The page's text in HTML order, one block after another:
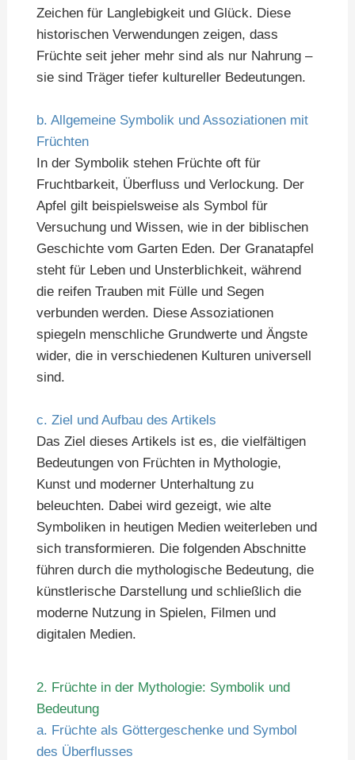
Zeichen für Langlebigkeit und Glück. Diese
historischen Verwendungen zeigen, dass
Früchte seit jeher mehr sind als nur Nahrung –
sie sind Träger tiefer kultureller Bedeutungen.
b. Allgemeine Symbolik und Assoziationen mit
Früchten
In der Symbolik stehen Früchte oft für
Fruchtbarkeit, Überfluss und Verlockung. Der
Apfel gilt beispielsweise als Symbol für
Versuchung und Wissen, wie in der biblischen
Geschichte vom Garten Eden. Der Granatapfel
steht für Leben und Unsterblichkeit, während
die reifen Trauben mit Fülle und Segen
verbunden werden. Diese Assoziationen
spiegeln menschliche Grundwerte und Ängste
wider, die in verschiedenen Kulturen universell
sind.
c. Ziel und Aufbau des Artikels
Das Ziel dieses Artikels ist es, die vielfältigen
Bedeutungen von Früchten in Mythologie,
Kunst und moderner Unterhaltung zu
beleuchten. Dabei wird gezeigt, wie alte
Symboliken in heutigen Medien weiterleben und
sich transformieren. Die folgenden Abschnitte
führen durch die mythologische Bedeutung, die
künstlerische Darstellung und schließlich die
moderne Nutzung in Spielen, Filmen und
digitalen Medien.
2. Früchte in der Mythologie: Symbolik und
Bedeutung
a. Früchte als Göttergeschenke und Symbol
des Überflusses